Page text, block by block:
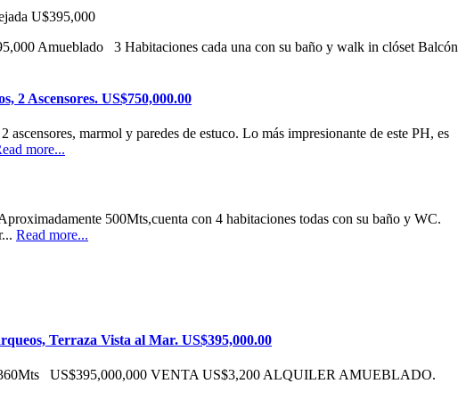
Amueblado 3 Habitaciones cada una con su baño y walk in clóset Balcón
2 Ascensores. US$750,000.00
marmol y paredes de estuco. Lo más impresionante de este PH, es
more...
500Mts,cuenta con 4 habitaciones todas con su baño y WC.
Read more...
Terraza Vista al Mar. US$395,000.00
360Mts US$395,000,000 VENTA US$3,200 ALQUILER AMUEBLADO.